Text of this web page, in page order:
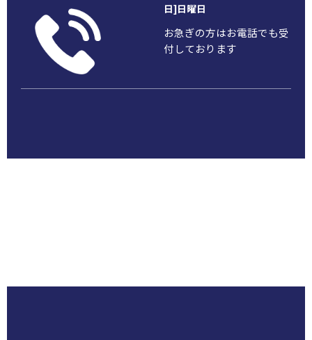
日]日曜日
お急ぎの方はお電話でも受
付しております